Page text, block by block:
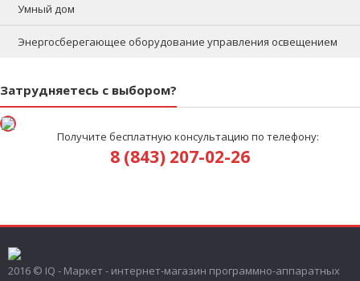
Умный дом
Энергосберегающее оборудование управления освещением
Затрудняетесь с выбором?
Получите бесплатную консультацию по телефону:
8 (843) 207-02-26
2016 © IQ - Маркет - интернет-магазин программно-аппаратных